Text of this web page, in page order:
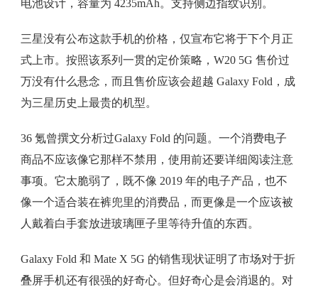
电池设计，容量为 4235mAh。支持侧边指纹识别。
三星没有公布这款手机的价格，仅宣布它将于下个月正
式上市。按照该系列一贯的定价策略，W20 5G 售价过
万没有什么悬念，而且售价应该会超越 Galaxy Fold，成
为三星历史上最贵的机型。
36 氪曾撰文分析过Galaxy Fold 的问题。一个消费电子
商品不应该像它那样不禁用，使用前还要详细阅读注意
事项。它太脆弱了，既不像 2019 年的电子产品，也不
像一个适合装在裤兜里的消费品，而更像是一个应该被
人戴着白手套放进玻璃匣子里等待升值的东西。
Galaxy Fold 和 Mate X 5G 的销售现状证明了市场对于折
叠屏手机还有很强的好奇心。但好奇心是会消退的。对